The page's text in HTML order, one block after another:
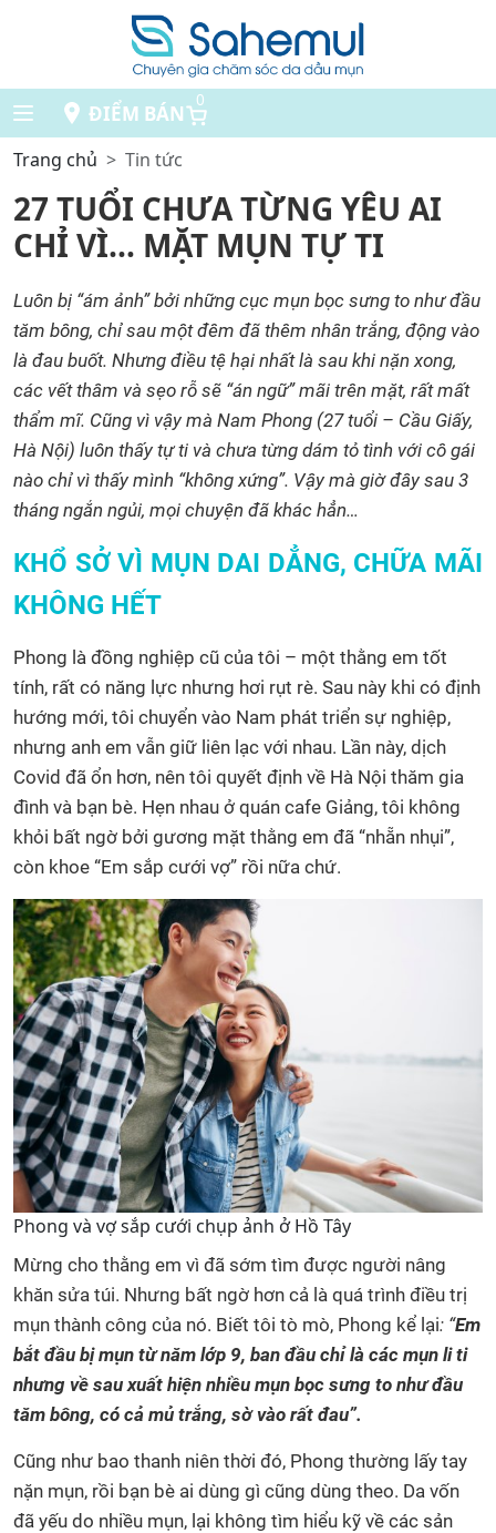
ĐIỂM BÁN
0
Trang chủ Tin tức
27 TUỔI CHƯA TỪNG YÊU AI
CHỈ VÌ… MẶT MỤN TỰ TI
Luôn bị “ám ảnh” bởi những cục mụn bọc sưng to như đầu
tăm bông, chỉ sau một đêm đã thêm nhân trắng, động vào
là đau buốt. Nhưng điều tệ hại nhất là sau khi nặn xong,
các vết thâm và sẹo rỗ sẽ “án ngữ” mãi trên mặt, rất mất
thẩm mĩ. Cũng vì vậy mà Nam Phong (27 tuổi – Cầu Giấy,
Hà Nội) luôn thấy tự ti và chưa từng dám tỏ tình với cô gái
nào chỉ vì thấy mình “không xứng”. Vậy mà giờ đây sau 3
tháng ngắn ngủi, mọi chuyện đã khác hẳn…
KHỔ SỞ VÌ MỤN DAI DẲNG, CHỮA MÃI
KHÔNG HẾT
Phong là đồng nghiệp cũ của tôi – một thằng em tốt
tính, rất có năng lực nhưng hơi rụt rè. Sau này khi có định
hướng mới, tôi chuyển vào Nam phát triển sự nghiệp,
nhưng anh em vẫn giữ liên lạc với nhau. Lần này, dịch
Covid đã ổn hơn, nên tôi quyết định về Hà Nội thăm gia
đình và bạn bè. Hẹn nhau ở quán cafe Giảng, tôi không
khỏi bất ngờ bởi gương mặt thằng em đã “nhẵn nhụi”,
còn khoe “Em sắp cưới vợ” rồi nữa chứ.
Phong và vợ sắp cưới chụp ảnh ở Hồ Tây
Mừng cho thằng em vì đã sớm tìm được người nâng
khăn sửa túi. Nhưng bất ngờ hơn cả là quá trình điều trị
mụn thành công của nó. Biết tôi tò mò, Phong kể lại: “Em
bắt đầu bị mụn từ năm lớp 9, ban đầu chỉ là các mụn li ti
nhưng về sau xuất hiện nhiều mụn bọc sưng to như đầu
tăm bông, có cả mủ trắng, sờ vào rất đau”.
Cũng như bao thanh niên thời đó, Phong thường lấy tay
nặn mụn, rồi bạn bè ai dùng gì cũng dùng theo. Da vốn
đã yếu do nhiều mụn, lại không tìm hiểu kỹ về các sản